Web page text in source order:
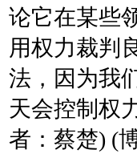
论它在某些
用权力裁判
法，因为我
天会控制权
者：蔡楚) (